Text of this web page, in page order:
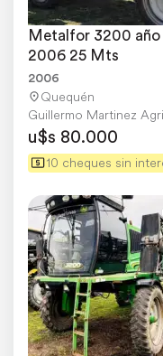
Metalfor 3200 año
2006 25 Mts
2006
Quequén
u$s 80.000
10 cheques sin